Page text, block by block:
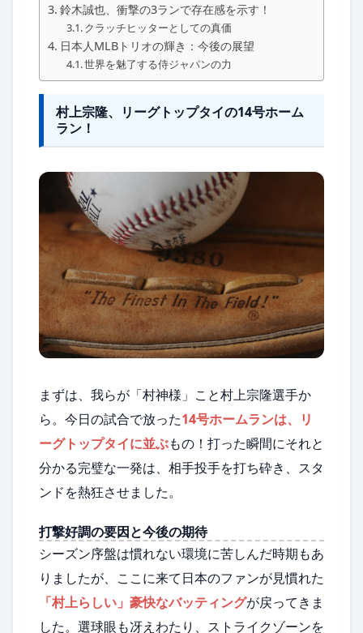
鈴木誠也、衝撃の3ランで存在感を示す！
クラッチヒッターとしての真価
日本人MLBトリオの輝き：今後の展望
世界を魅了する侍ジャパンの力
村上宗隆、リーグトップタイの14号ホーム
ラン！
まずは、我らが「村神様」こと村上宗隆選手か
ら。今日の試合で放った14号ホームランは、リ
ーグトップタイに並ぶもの！打った瞬間にそれと
分かる完璧な一発は、相手投手を打ち砕き、スタ
ンドを熱狂させました。
打撃好調の要因と今後の期待
シーズン序盤は慣れない環境に苦しんだ時期もあ
りましたが、ここに来て日本のファンが見慣れた
「村上らしい」豪快なバッティングが戻ってきま
した。選球眼も冴えわたり、ストライクゾーンを